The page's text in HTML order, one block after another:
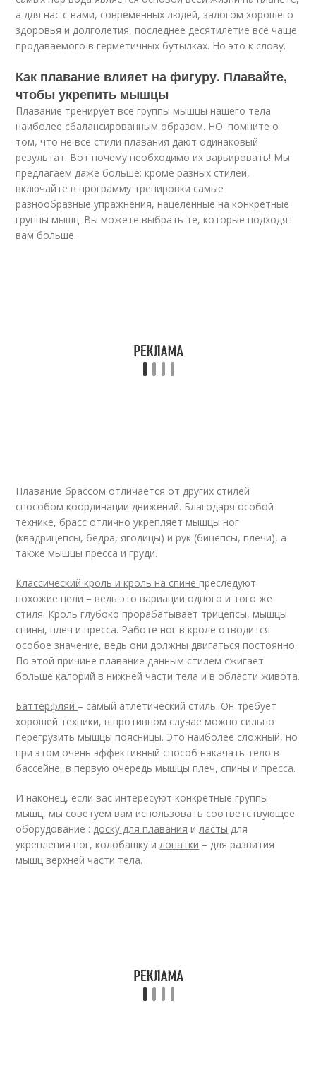
а для нас с вами, современных людей, залогом хорошего
здоровья и долголетия, последнее десятилетие всё чаще
продаваемого в герметичных бутылках. Но это к слову.
Как плавание влияет на фигуру. Плавайте,
чтобы укрепить мышцы
Плавание тренирует все группы мышцы нашего тела
наиболее сбалансированным образом. НО: помните о
том, что не все стили плавания дают одинаковый
результат. Вот почему необходимо их варьировать! Мы
предлагаем даже больше: кроме разных стилей,
включайте в программу тренировки самые
разнообразные упражнения, нацеленные на конкретные
группы мышц. Вы можете выбрать те, которые подходят
вам больше.
Плавание брассом отличается от других стилей
способом координации движений. Благодаря особой
технике, брасс отлично укрепляет мышцы ног
(квадрицепсы, бедра, ягодицы) и рук (бицепсы, плечи), а
также мышцы пресса и груди.
Классический кроль и кроль на спинепреследуют
похожие цели – ведь это вариации одного и того же
стиля. Кроль глубоко прорабатывает трицепсы, мышцы
спины, плеч и пресса. Работе ног в кроле отводится
особое значение, ведь они должны двигаться постоянно.
По этой причине плавание данным стилем сжигает
больше калорий в нижней части тела и в области живота.
Баттерфляй – самый атлетический стиль. Он требует
хорошей техники, в противном случае можно сильно
перегрузить мышцы поясницы. Это наиболее сложный, но
при этом очень эффективный способ накачать тело в
бассейне, в первую очередь мышцы плеч, спины и пресса.
И наконец, если вас интересуют конкретные группы
мышц, мы советуем вам использовать соответствующее
оборудование :доску для плавания иласты для
укрепления ног, колобашку илопатки – для развития
мышц верхней части тела.